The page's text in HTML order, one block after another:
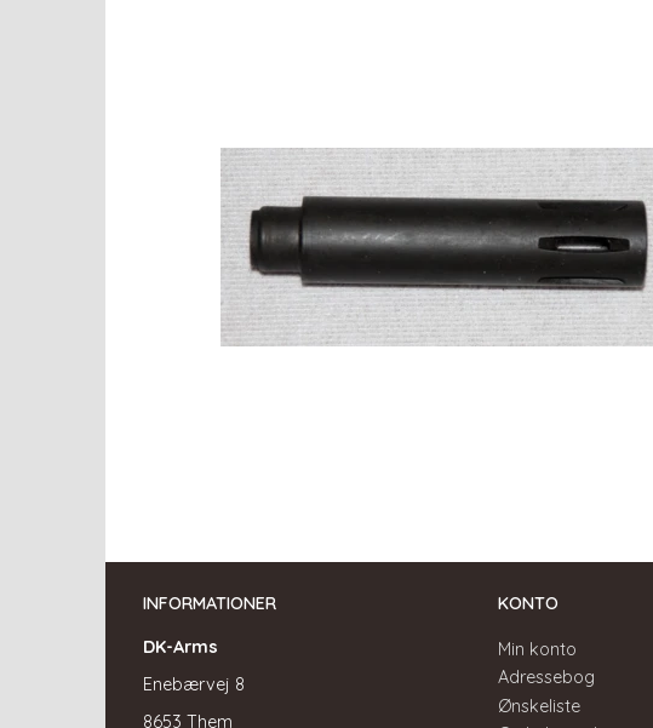
INFORMATIONER
DK-Arms
Enebærvej 8
8653 Them
KONTO
Min konto
Adressebog
Ønskeliste